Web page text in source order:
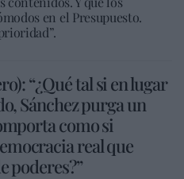
en el Presupuesto.
“¿Qué tal si en lugar
Sánchez purga un
como si
real que
poderes?”